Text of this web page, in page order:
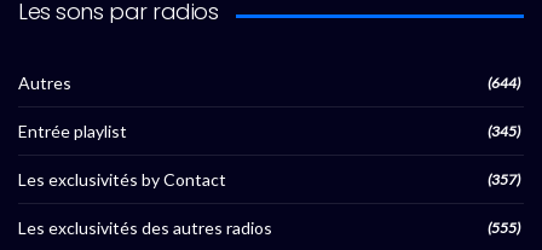
Les sons par radios
Autres (644)
Entrée playlist (345)
Les exclusivités by Contact (357)
Les exclusivités des autres radios (555)